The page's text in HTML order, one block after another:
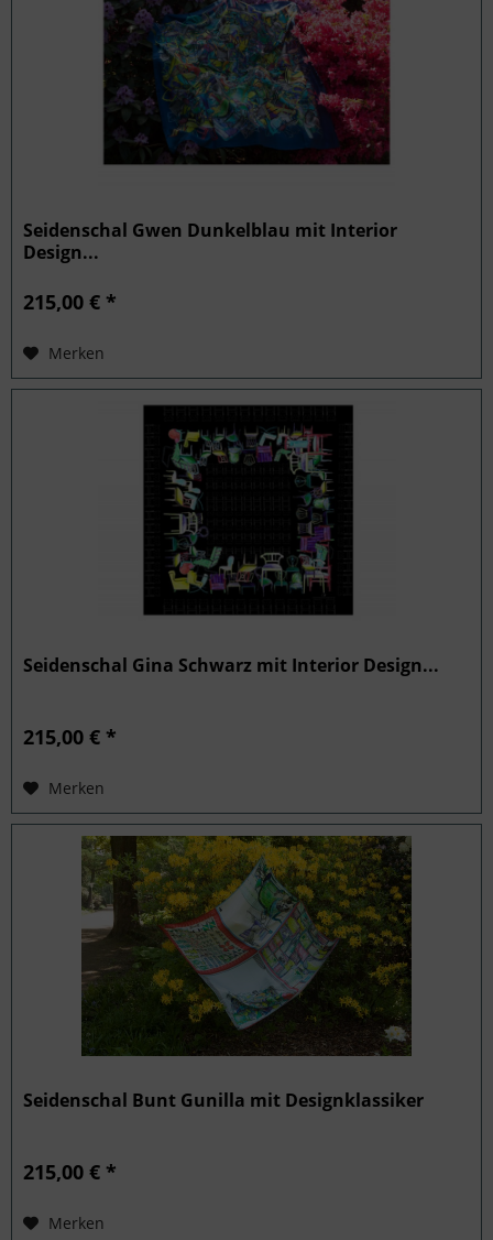
Seidenschal Gwen Dunkelblau mit Interior
Design...
215,00 € *
Merken
Seidenschal Gina Schwarz mit Interior Design...
215,00 € *
Merken
Seidenschal Bunt Gunilla mit Designklassiker
215,00 € *
Merken